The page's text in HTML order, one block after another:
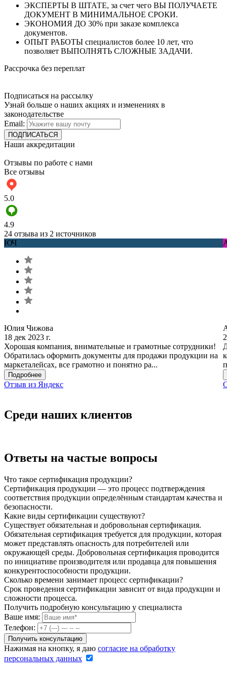
ЭКСПЕРТЫ В ШТАТЕ, за счет чего ВЫ ПОЛУЧАЕТЕ
ДОКУМЕНТ В МИНИМАЛЬНОЕ СРОКИ.
ЭКОНОМИЯ ДО 30% при заказе комплекса
документов.
ОПЫТ РАБОТЫ специалистов более 10 лет, что
позволяет ВЫПОЛНЯТЬ СЛОЖНЫЕ ЗАДАЧИ.
Рассрочка без переплат
Подписаться на рассылку
Узнай больше о наших акциях и изменениях в
законодательстве
Email:
Наши аккредитации
Отзывы по работе с нами
Все отзывы
5.0
4.9
24 отзыва из 2 источников
ЮЧ
Юлия Чижова
18 дек 2023 г.
Хорошая компания, внимательные и грамотные сотрудники!
Обратилась оформить документы для продажи продукции на
маркеталейсах, все грамотно и понятно ра...
Подробнее
Отзыв из Яндекс
Среди наших клиентов
Ответы на частые вопросы
Что такое сертификация продукции?
Сертификация продукции — это процесс подтверждения
соответствия продукции определённым стандартам качества и
безопасности.
Какие виды сертификации существуют?
Существует обязательная и добровольная сертификация.
Обязательная сертификация требуется для продукции, которая
может представлять опасность для потребителей или
окружающей среды. Добровольная сертификация проводится
по инициативе производителя или продавца для повышения
конкурентоспособности продукции.
Сколько времени занимает процесс сертификации?
Срок проведения сертификации зависит от вида продукции и
сложности процесса.
Получить подробную консультацию у специалиста
Ваше имя:
Телефон:
Нажимая на кнопку, я даю согласие на обработку
персональных данных